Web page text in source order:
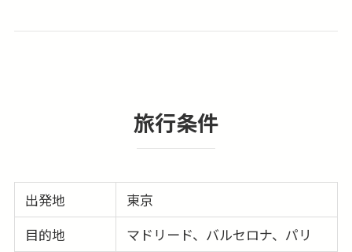
旅行条件
出発地
東京
目的地
マドリード、バルセロナ、パリ